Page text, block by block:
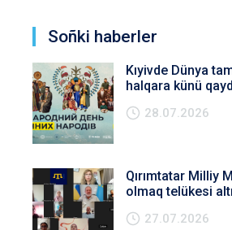
Soñki haberler
Kıyivde Dünya
halqara künü
28.07.2026
Qırımtatar Milliy
olmaq telükesi
27.07.2026